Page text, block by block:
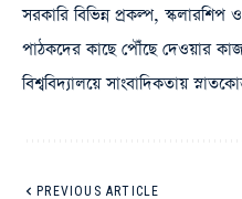
সরকারি বিভিন্ন প্রকল্প,
পাঠকদের কাছে পৌঁছে দেওয়ার
বিশ্ববিদ্যালয়ে সাংবাদিকতায়
PREVIOUS ARTICLE